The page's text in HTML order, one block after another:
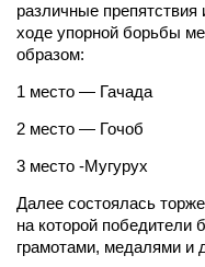
различные
ходе упорной борьбы
образом:
1 место — Гачада
2 место — Гочоб
3 место -Мугурух
Далее состоялась
на которой победители
грамотами, медалями и